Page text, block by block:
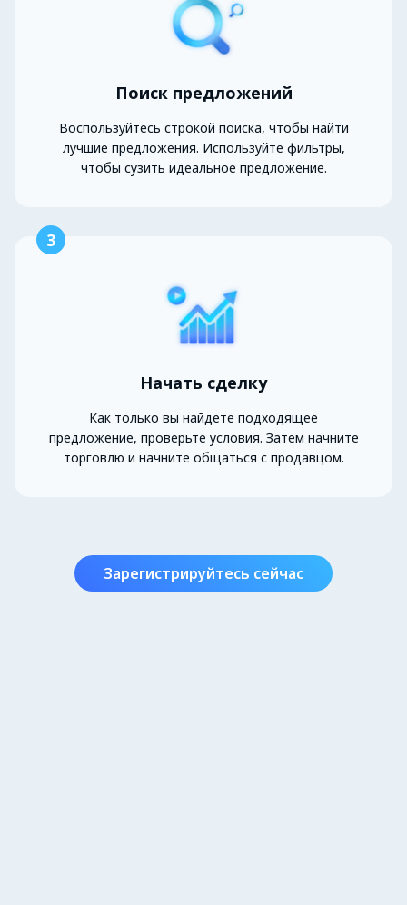
Поиск предложений
Воспользуйтесь строкой поиска, чтобы найти
лучшие предложения. Используйте фильтры,
чтобы сузить идеальное предложение.
3
Начать сделку
Как только вы найдете подходящее
предложение, проверьте условия. Затем начните
торговлю и начните общаться с продавцом.
Зарегистрируйтесь сейчас